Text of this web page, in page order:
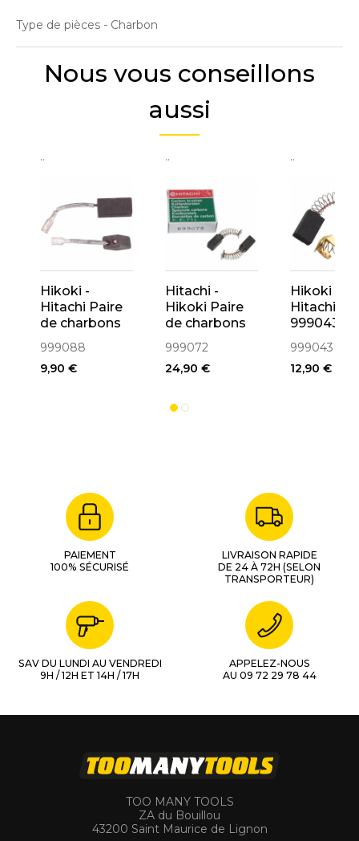
Type de pièces - Charbon
Nous vous conseillons
aussi
..
Hikoki -
Hitachi Paire
de charbons
999088
9,90 €
..
Hitachi -
Hikoki Paire
de charbons
DH24PC3,
DH24PM,
DH26PC,
999072
24,90 €
..
Hikoki -
Hitachi
999043
pour
WR22SA,
999043
12,90 €
PAIEMENT
100% SÉCURISÉ
LIVRAISON RAPIDE
DE 24 À 72H (SELON
TRANSPORTEUR)
SAV DU LUNDI AU VENDREDI
9H / 12H ET 14H / 17H
APPELEZ-NOUS
AU 09 72 29 78 44
TOO MANY TOOLS
ZA du Bouillou
43200 Saint Maurice de Lignon